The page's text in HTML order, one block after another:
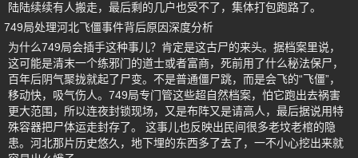
陆陆续续有人搬走，最后剩的几户也受不了，集体打包跑路了。
749局处理河北飞僵事件背后原因深度分析
为什么749局会插手这种事儿？肯定是这古尸的来头。据档案里说，
这可能是清末一个练邪门的道士或者富商，死前用了什么秘法保尸，
百年后阴气聚拢就起了尸变。不是普通僵尸跳，而是会飞的“飞僵”，
移动快，吸气伤人。749局专门管这些超自然档案，怕它跑出去祸害
更大范围，所以连夜封锁现场，又是布阵又是请高人，最后据说用特
殊容器把尸体运走封存了。 这事儿也反映出民间很多老坟老棺的隐
患。河北那片历史悠久，地下埋的东西多了去了，一不小心挖出来就